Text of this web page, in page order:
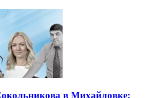
в Михайловке: